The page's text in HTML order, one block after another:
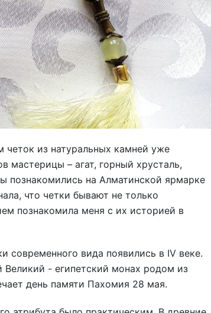
четок из натуральных камней уже
мастерицы – агат, горный хрусталь,
познакомились на Алматинской ярмарке
что четки бывают не только
познакомила меня с их историей в
современного вида появились в IV веке.
- египетский монах родом из
день памяти Пахомия 28 мая.